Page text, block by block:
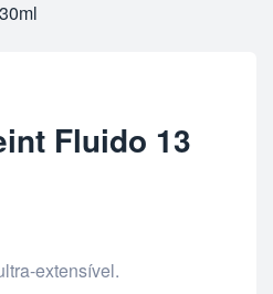
Fluido 13
extensível.